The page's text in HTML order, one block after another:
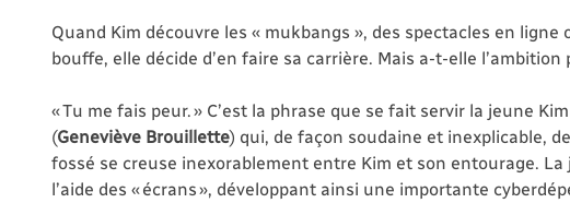
Quand Kim découvre les « mukbangs », des spectacles en
bouffe, elle décide d’en faire sa carrière. Mais a-t-elle
« Tu me fais peur. » C’est la phrase que se fait servir la jeune
(Geneviève Brouillette) qui, de façon soudaine et inexplicable,
fossé se creuse inexorablement entre Kim et son entourage.
l’aide des « écrans », développant ainsi une importante